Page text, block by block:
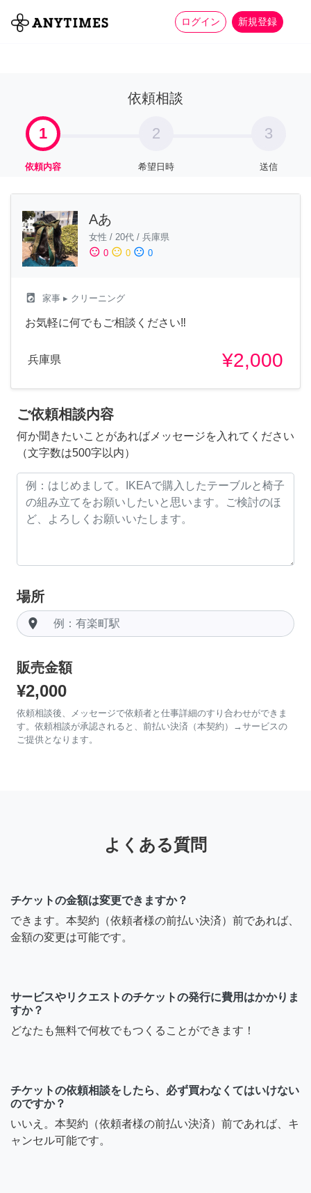
ログイン 新規登録
全て 家事 more_horiz
依頼相談
1
依頼内容
2
希望日時
3
送信
Aあ
女性 / 20代 / 兵庫県
sentiment_satisfied 0 sentiment_neutral 0 sentiment_dissatisfied 0
local_laundry_service 家事 ▸ クリーニング
お気軽に何でもご相談ください‼︎
兵庫県 ¥2,000
ご依頼相談内容
何か聞きたいことがあればメッセージを入れてください
（文字数は500字以内）
場所
room
販売金額
¥2,000
依頼相談後、メッセージで依頼者と仕事詳細のすり合わせができま
す。依頼相談が承認されると、前払い決済（本契約）→サービスの
ご提供となります。
よくある質問
チケットの金額は変更できますか？
できます。本契約（依頼者様の前払い決済）前であれば、
金額の変更は可能です。
サービスやリクエストのチケットの発行に費用はかかりま
すか？
どなたも無料で何枚でもつくることができます！
チケットの依頼相談をしたら、必ず買わなくてはいけない
のですか？
いいえ。本契約（依頼者様の前払い決済）前であれば、キ
ャンセル可能です。